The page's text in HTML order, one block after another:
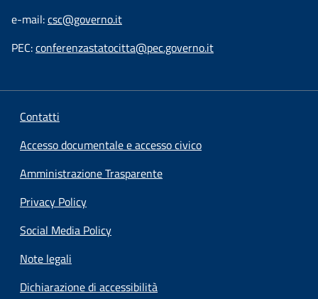
e-mail:csc@governo.it
PEC:conferenzastatocitta@pec.governo.it
Contatti
Accesso documentale e accesso civico
Amministrazione Trasparente
Privacy Policy
Social Media Policy
Note legali
Dichiarazione di accessibilità